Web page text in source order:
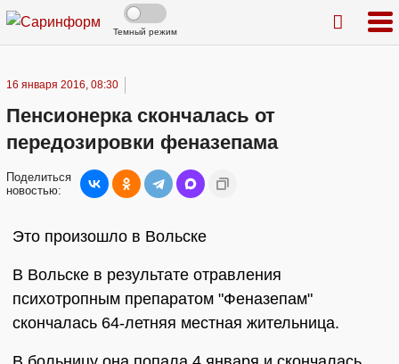
Темный режим
16 января 2016, 08:30
Пенсионерка скончалась от
передозировки феназепама
Поделиться
новостью:
Это произошло в Вольске
В Вольске в результате отравления
психотропным препаратом "Феназепам"
скончалась 64-летняя местная жительница.